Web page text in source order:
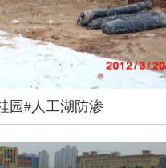
园#人工湖防渗